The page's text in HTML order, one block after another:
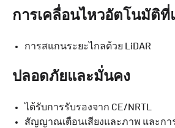
การเคลื่อนไหวอัตโนมัติที่
การสแกนระยะไกลด้วย LiDAR
ปลอดภัยและมั่นคง
ได้รับการรับรองจาก CE/NRTL
สัญญาณเตือนเสียงและภาพ และการ